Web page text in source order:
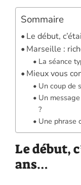
Sommaire
Le début,
Marseille :
La séance
Mieux vous
Un coup de
Un
?
Une phrase
Le début,
ans…